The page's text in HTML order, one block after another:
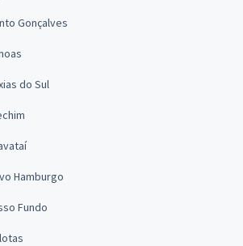
Gonçalves
do Sul
Hamburgo
Fundo